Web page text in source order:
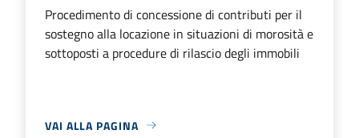
Procedimento di concessione di contributi per il
sostegno alla locazione in situazioni di morosità e
sottoposti a procedure di rilascio degli immobili
VAI ALLA PAGINA